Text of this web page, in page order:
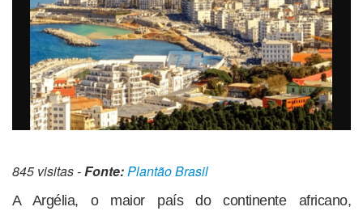
845 visitas -Fonte:Plantão Brasil
A Argélia, o maior país do continente africano,